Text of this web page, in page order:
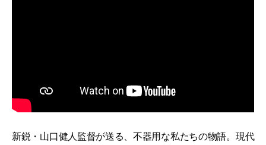
新鋭・山口健人監督が送る、不器用な私たちの物語。現代